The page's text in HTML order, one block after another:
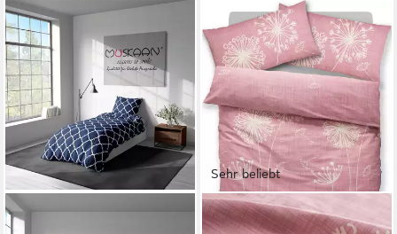
SOMA
Sehr beliebt
OTTO HOME
Bettwäsche Soucy